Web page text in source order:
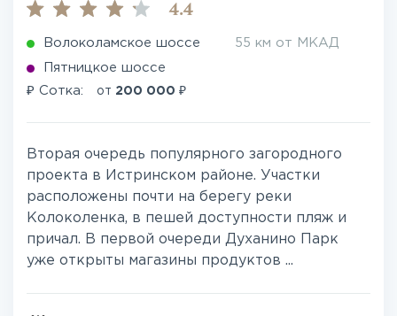
4.4
Волоколамское шоссе 55 км от МКАД
Пятницкое шоссе
₽ Сотка: от 200 000 ₽
Вторая очередь популярного загородного
проекта в Истринском районе. Участки
расположены почти на берегу реки
Колоколенка, в пешей доступности пляж и
причал. В первой очереди Духанино Парк
уже открыты магазины продуктов ...